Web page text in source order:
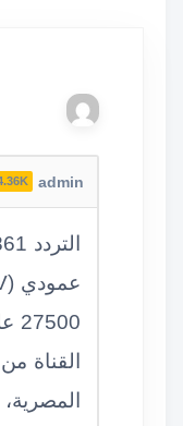
admin
القناة